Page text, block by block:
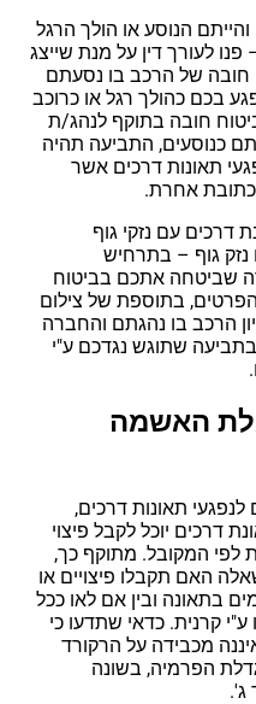
הנוסע או הולך הרגל
פנו לעורך דין על מנת שייצג
של הרכב בו נסעתם
בכם כהולך רגל או כרוכב
חובה בתוקף לנהג/ת
כנוסעים, התביעה תהיה
תאונות דרכים אשר
כתובת אחרת.
עם נזקי גוף
גוף – בתרחיש
שביטחה אתכם בביטוח
בתוספת של צילום
הרכב בו נהגתם והחברה
שתוגש נגדכם ע"י
האשמה
תאונות דרכים,
דרכים יוכל לקבל פיצוי
לפי המקובל. מתוקף כך,
האם תקבלו פיצויים או
בתאונה ובין אם לאו ככל
קרנית. כדאי שתדעו כי
מכבידה על הרקורד
הפרמיה, בשונה
ג'.